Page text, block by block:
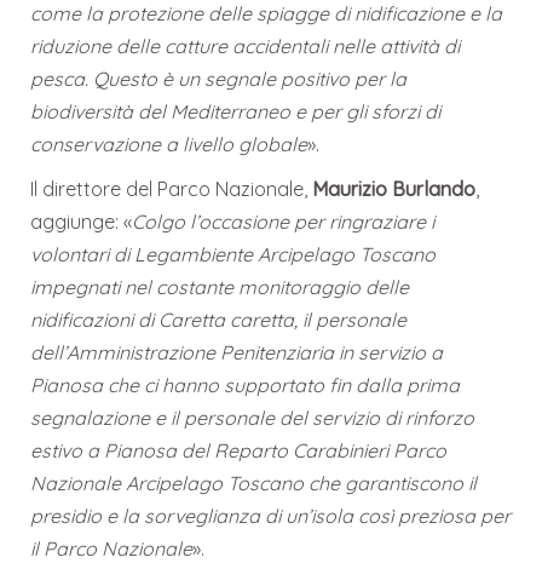
come la protezione delle spiagge di nidificazione e la
riduzione delle catture accidentali nelle attività di
pesca. Questo è un segnale positivo per la
biodiversità del Mediterraneo e per gli sforzi di
conservazione a livello globale».
Il direttore del Parco Nazionale, Maurizio Burlando,
aggiunge: «Colgo l’occasione per ringraziare i
volontari di Legambiente Arcipelago Toscano
impegnati nel costante monitoraggio delle
nidificazioni di Caretta caretta, il personale
dell’Amministrazione Penitenziaria in servizio a
Pianosa che ci hanno supportato fin dalla prima
segnalazione e il personale del servizio di rinforzo
estivo a Pianosa del Reparto Carabinieri Parco
Nazionale Arcipelago Toscano che garantiscono il
presidio e la sorveglianza di un’isola così preziosa per
il Parco Nazionale».